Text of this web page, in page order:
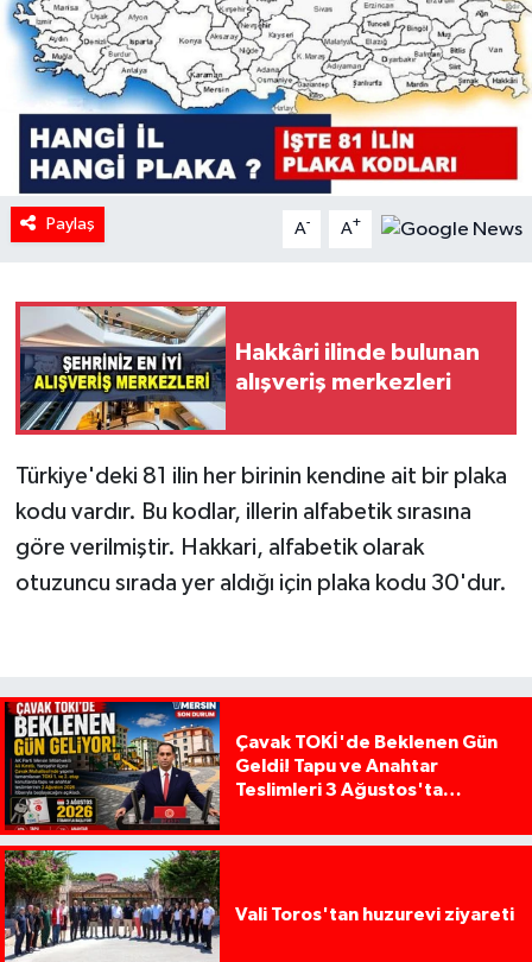
Paylaş A- A+
Hakkâri ilinde bulunan
alışveriş merkezleri
Türkiye'deki 81 ilin her birinin kendine ait bir plaka
kodu vardır. Bu kodlar, illerin alfabetik sırasına
göre verilmiştir. Hakkari, alfabetik olarak
otuzuncu sırada yer aldığı için plaka kodu 30'dur.
Çavak TOKİ'de Beklenen Gün
Geldi! Tapu ve Anahtar
Teslimleri 3 Ağustos'ta
Vali Toros'tan huzurevi ziyareti